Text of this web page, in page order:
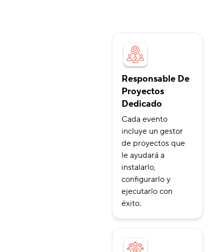
Responsable De
Proyectos
Dedicado
Cada evento
incluye un gestor
de proyectos que
le ayudará a
instalarlo,
configurarlo y
ejecutarlo con
éxito.